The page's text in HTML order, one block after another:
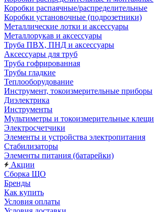
Коробки распаячные/распределительные
Коробки установочные (подрозетники)
Металлические лотки и аксессуары
Металлорукав и аксессуары
Труба ПВХ, ПНД и аксессуары
Аксессуары для труб
Труба гофрированная
Трубы гладкие
Теплооборудование
Инструмент, токоизмерительные приборы
Диэлектрика
Инструменты
Мультиметры и токоизмерительные клещи
Электросчетчики
Элементы и устройства электропитания
Стабилизаторы
Элементы питания (батарейки)
Акции
Сборка ЩО
Бренды
Как купить
Условия оплаты